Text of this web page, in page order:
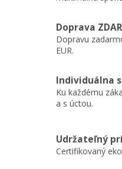
Doprava
Dopravu
EUR.
Individuálna
Ku každému
a s úctou.
Udržateľný
Certifikovaný